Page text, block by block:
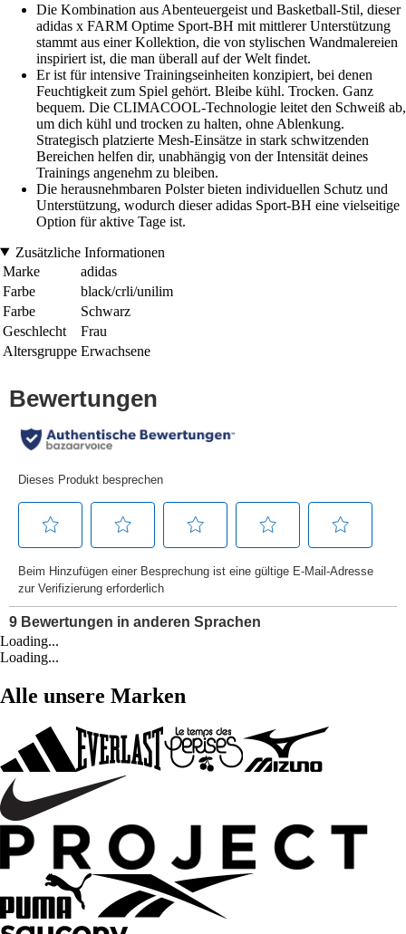
Die Kombination aus Abenteuergeist und Basketball-Stil, dieser
adidas x FARM Optime Sport-BH mit mittlerer Unterstützung
stammt aus einer Kollektion, die von stylischen Wandmalereien
inspiriert ist, die man überall auf der Welt findet.
Er ist für intensive Trainingseinheiten konzipiert, bei denen
Feuchtigkeit zum Spiel gehört. Bleibe kühl. Trocken. Ganz
bequem. Die CLIMACOOL-Technologie leitet den Schweiß ab,
um dich kühl und trocken zu halten, ohne Ablenkung.
Strategisch platzierte Mesh-Einsätze in stark schwitzenden
Bereichen helfen dir, unabhängig von der Intensität deines
Trainings angenehm zu bleiben.
Die herausnehmbaren Polster bieten individuellen Schutz und
Unterstützung, wodurch dieser adidas Sport-BH eine vielseitige
Option für aktive Tage ist.
Zusätzliche Informationen
Marke
adidas
Farbe
black/crli/unilim
Farbe
Schwarz
Geschlecht
Frau
Altersgruppe Erwachsene
Loading...
Loading...
Alle unsere Marken